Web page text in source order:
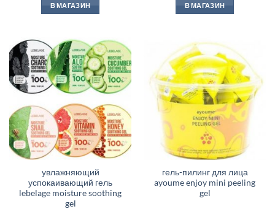
В МАГАЗИН В МАГАЗИН
увлажняющий
успокаивающий гель
lebelage moisture soothing
gel
гель-пилинг для лица
ayoume enjoy mini peeling
gel